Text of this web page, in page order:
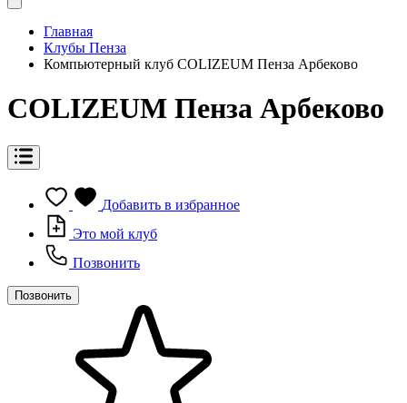
Главная
Клубы Пенза
Компьютерный клуб COLIZEUM Пенза Арбеково
COLIZEUM Пенза Арбеково
Добавить в избранное
Это мой клуб
Позвонить
Позвонить